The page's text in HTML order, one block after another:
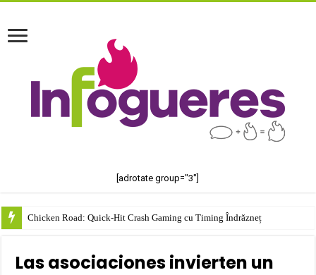
[adrotate group="3"]
Chicken Road: Quick‑Hit Crash Gaming cu Timing Îndrăzneț
Las asociaciones invierten un